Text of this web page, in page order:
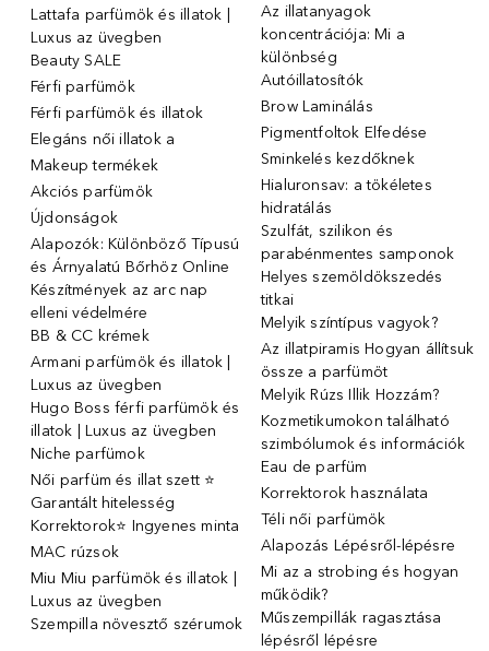
Lattafa parfümök és illatok |
Luxus az üvegben
Beauty SALE
Férfi parfümök
Férfi parfümök és illatok
Elegáns női illatok ️a
Makeup termékek
Akciós parfümök
Újdonságok
Alapozók: Különböző Típusú
és Árnyalatú Bőrhöz Online
Készítmények az arc nap
elleni védelmére
BB & CC krémek
Armani parfümök és illatok |
Luxus az üvegben
Hugo Boss férfi parfümök és
illatok | Luxus az üvegben
Niche parfümok
Női parfüm és illat szett ⭐
Garantált hitelesség
Korrektorok⭐ Ingyenes minta
MAC rúzsok
Miu Miu parfümök és illatok |
Luxus az üvegben
Szempilla növesztő szérumok
Az illatanyagok
koncentrációja: Mi a
különbség
Autóillatosítók
Brow Laminálás
Pigmentfoltok Elfedése
Sminkelés kezdőknek
Hialuronsav: a tökéletes
hidratálás
Szulfát, szilikon és
parabénmentes samponok
Helyes szemöldökszedés
titkai
Melyik színtípus vagyok?
Az illatpiramis Hogyan állítsuk
össze a parfümöt
Melyik Rúzs Illik Hozzám?
Kozmetikumokon található
szimbólumok és információk
Eau de parfüm
Korrektorok használata
Téli női parfümök
Alapozás Lépésről-lépésre
Mi az a strobing és hogyan
működik?
Műszempillák ragasztása
lépésről lépésre